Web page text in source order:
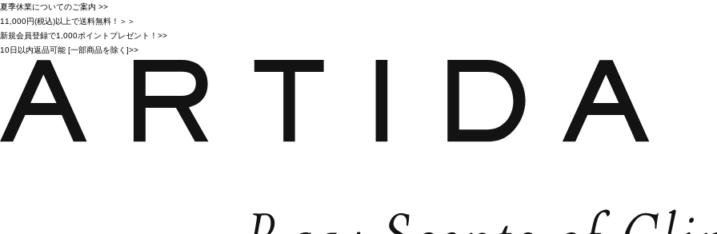
夏季休業についてのご案内 >>
11,000円(税込)以上で送料無料！＞＞
新規会員登録で1,000ポイントプレゼント！>>
10日以内返品可能 [一部商品を除く]>>